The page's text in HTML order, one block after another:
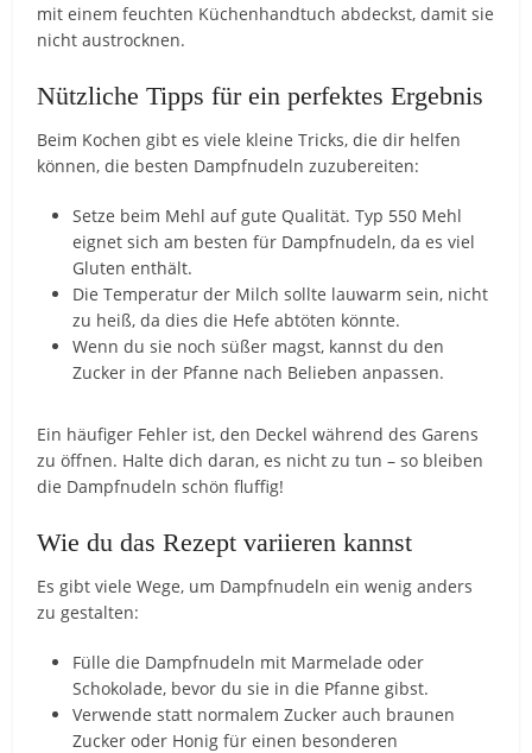
mit einem feuchten Küchenhandtuch abdeckst, damit sie
nicht austrocknen.
Nützliche Tipps für ein perfektes Ergebnis
Beim Kochen gibt es viele kleine Tricks, die dir helfen
können, die besten Dampfnudeln zuzubereiten:
Setze beim Mehl auf gute Qualität. Typ 550 Mehl
eignet sich am besten für Dampfnudeln, da es viel
Gluten enthält.
Die Temperatur der Milch sollte lauwarm sein, nicht
zu heiß, da dies die Hefe abtöten könnte.
Wenn du sie noch süßer magst, kannst du den
Zucker in der Pfanne nach Belieben anpassen.
Ein häufiger Fehler ist, den Deckel während des Garens
zu öffnen. Halte dich daran, es nicht zu tun – so bleiben
die Dampfnudeln schön fluffig!
Wie du das Rezept variieren kannst
Es gibt viele Wege, um Dampfnudeln ein wenig anders
zu gestalten:
Fülle die Dampfnudeln mit Marmelade oder
Schokolade, bevor du sie in die Pfanne gibst.
Verwende statt normalem Zucker auch braunen
Zucker oder Honig für einen besonderen